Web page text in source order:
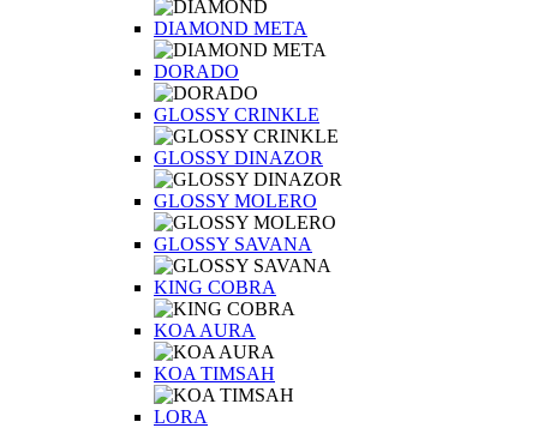
DIAMOND META
DORADO
GLOSSY CRINKLE
GLOSSY DINAZOR
GLOSSY MOLERO
GLOSSY SAVANA
KING COBRA
KOA AURA
KOA TIMSAH
LORA